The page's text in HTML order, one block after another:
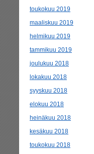
toukokuu 2019
maaliskuu 2019
helmikuu 2019
tammikuu 2019
joulukuu 2018
lokakuu 2018
syyskuu 2018
elokuu 2018
heinäkuu 2018
kesäkuu 2018
toukokuu 2018